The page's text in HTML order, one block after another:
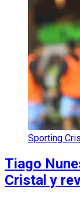
Sporting
Tiago
Cristal y